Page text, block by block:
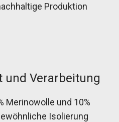
Produktion
und Verarbeitung
Merinowolle und 10%
Isolierung